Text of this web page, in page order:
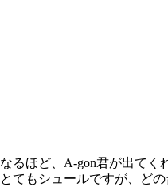
なるほど、A-gon君が出てく
とてもシュールですが、ど